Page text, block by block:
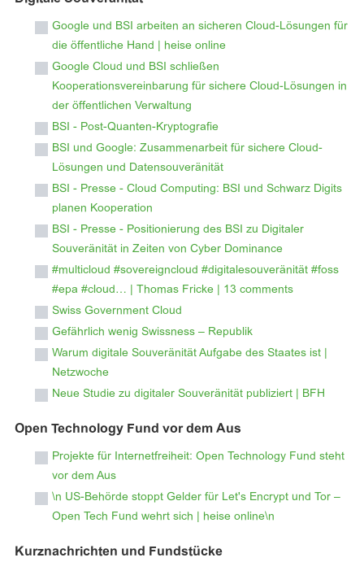
Google und BSI arbeiten an sicheren Cloud-Lösungen für
die öffentliche Hand | heise online
Google Cloud und BSI schließen
Kooperationsvereinbarung für sichere Cloud-Lösungen in
der öffentlichen Verwaltung
BSI - Post-Quanten-Kryptografie
BSI und Google: Zusammenarbeit für sichere Cloud-
Lösungen und Datensouveränität
BSI - Presse - Cloud Computing: BSI und Schwarz Digits
planen Kooperation
BSI - Presse - Positionierung des BSI zu Digitaler
Souveränität in Zeiten von Cyber Dominance
#multicloud #sovereigncloud #digitalesouveränität #foss
#epa #cloud… | Thomas Fricke | 13 comments
Swiss Government Cloud
Gefährlich wenig Swissness – Republik
Warum digitale Souveränität Aufgabe des Staates ist |
Netzwoche
Neue Studie zu digitaler Souveränität publiziert | BFH
Open Technology Fund vor dem Aus
Projekte für Internetfreiheit: Open Technology Fund steht
vor dem Aus
\n US-Behörde stoppt Gelder für Let's Encrypt und Tor ‒
Open Tech Fund wehrt sich | heise online\n
Kurznachrichten und Fundstücke